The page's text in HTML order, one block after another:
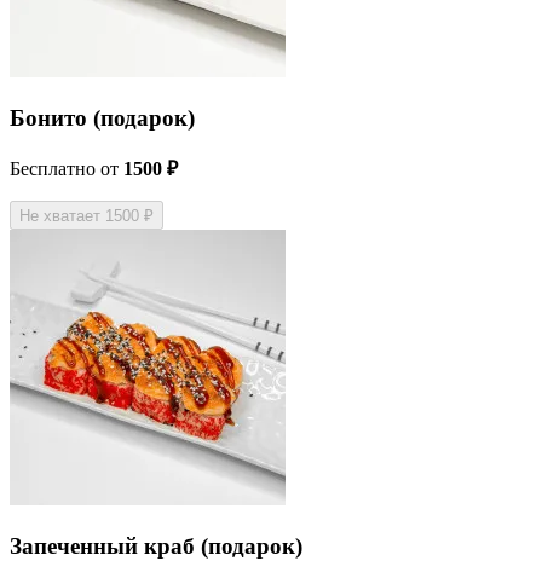
Бонито (подарок)
Бесплатно от 1500 ₽
Не хватает 1500 ₽
Запеченный краб (подарок)